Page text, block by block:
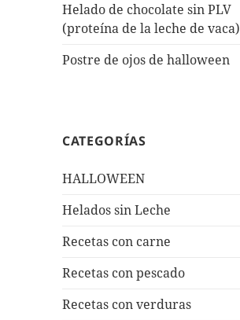
Helado de chocolate sin PLV
(proteína de la leche de vaca)
Postre de ojos de halloween
CATEGORÍAS
HALLOWEEN
Helados sin Leche
Recetas con carne
Recetas con pescado
Recetas con verduras